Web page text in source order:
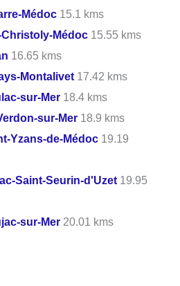
Médoc 15.1 kms
Médoc 15.55 kms
16.65 kms
Montalivet 17.42 kms
sur-Mer 18.4 kms
sur-Mer 18.9 kms
Yzans-de-Médoc 19.19
Saint-Seurin-d'Uzet 19.95
sur-Mer 20.01 kms